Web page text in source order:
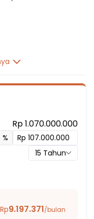
Rp 1.070.000.000
%
15 Tahun
Rp9.197.371/bulan